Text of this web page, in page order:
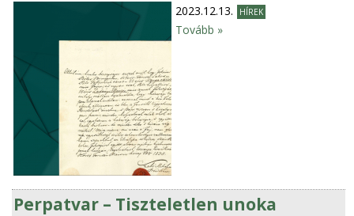
2023.12.13. HÍREK
Tovább »
Perpatvar – Tiszteletlen unoka